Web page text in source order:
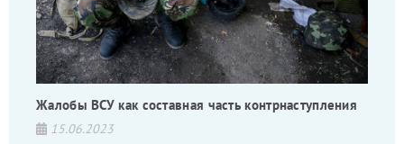
Жалобы ВСУ как составная часть контрнаступления
15.06.2023